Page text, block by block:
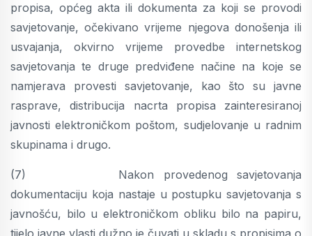
propisa, općeg akta ili dokumenta za koji se provodi
savjetovanje, očekivano vrijeme njegova donošenja ili
usvajanja, okvirno vrijeme provedbe internetskog
savjetovanja te druge predviđene načine na koje se
namjerava provesti savjetovanje, kao što su javne
rasprave, distribucija nacrta propisa zainteresiranoj
javnosti elektroničkom poštom, sudjelovanje u radnim
skupinama i drugo.
(7) Nakon provedenog savjetovanja
dokumentaciju koja nastaje u postupku savjetovanja s
javnošću, bilo u elektroničkom obliku bilo na papiru,
tijelo javne vlasti dužno je čuvati u skladu s propisima o